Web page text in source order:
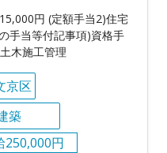
円 (定額手当2)住宅
手当等付記事項)資格手
木施工管理
京区
築
250,000円